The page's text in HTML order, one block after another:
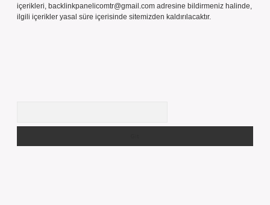
içerikleri, backlinkpanelicomtr@gmail.com adresine bildirmeniz halinde,
ilgili içerikler yasal süre içerisinde sitemizden kaldırılacaktır.